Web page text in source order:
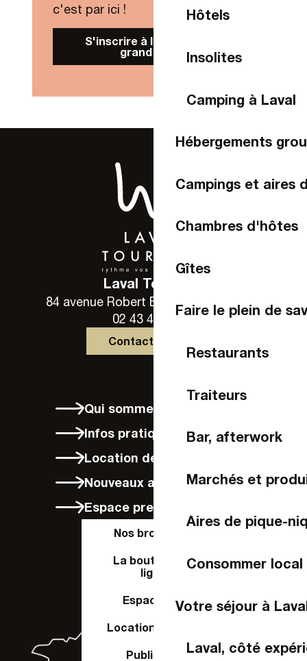
Hôtels
Insolites
Camping à Laval
Hébergements
Campings et aires
Chambres d'hôtes
Gîtes
Faire le plein de
Restaurants
Traiteurs
Bar, afterwork
Marchés et
Aires de pique-
Consommer local
Votre séjour à
Laval, côté
c'est par ici !
S'inscrire à la Newsletter
grand public
Laval Tourisme
84 avenue Robert Buron - 53000 Laval
02 43 49 46 46
Contactez-nous
Qui sommes-nous ?
Infos pratiques
Location de vélos à Laval
Nouveaux arrivants
Espace presse
Nos brochures
La boutique en
ligne
Espace Pro
Location de salle
Publier un